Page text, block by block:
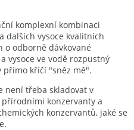
komplexní kombinaci
dalších vysoce kvalitních
o odborně dávkované
vysoce ve vodě rozpustný
přímo kříčí "sněz mě".
není třeba skladovat v
konzervanty a
konzervantů, jaké se